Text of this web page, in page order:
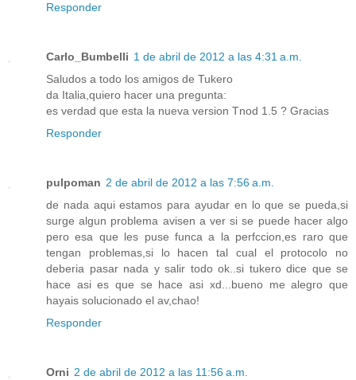
Responder
Carlo_Bumbelli 1 de abril de 2012 a las 4:31 a.m.
Saludos a todo los amigos de Tukero
da Italia,quiero hacer una pregunta:
es verdad que esta la nueva version Tnod 1.5 ? Gracias
Responder
pulpoman 2 de abril de 2012 a las 7:56 a.m.
de nada aqui estamos para ayudar en lo que se pueda,si
surge algun problema avisen a ver si se puede hacer algo
pero esa que les puse funca a la perfccion,es raro que
tengan problemas,si lo hacen tal cual el protocolo no
deberia pasar nada y salir todo ok..si tukero dice que se
hace asi es que se hace asi xd...bueno me alegro que
hayais solucionado el av,chao!
Responder
Orni 2 de abril de 2012 a las 11:56 a.m.